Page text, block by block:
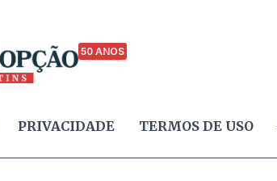
50 ANOS
PRIVACIDADE TERMOS DE USO